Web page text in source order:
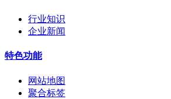
行业知识
企业新闻
特色功能
网站地图
聚合标签